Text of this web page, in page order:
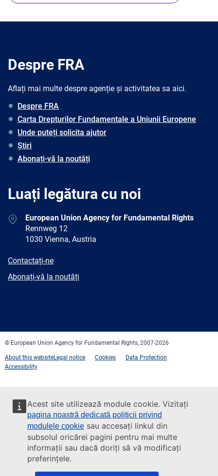
Acest site utilizează module cookie. Vizitați
pagina noastră dedicată politicii privind
modulele cookie sau accesați linkul din
subsolul oricărei pagini pentru mai multe
informații sau dacă doriți să vă modificați
preferințele.
Despre FRA
Aflați mai multe despre agenție și activitatea sa aici.
Despre FRA
Carta Drepturilor Fundamentale a Uniunii Europene
Unde puteți solicita ajutor
Știri
Abonați-vă la noutăți
Luați legătura cu noi
AddressEuropean Union Agency for Fundamental Rights
Rennweg 12
1030 Vienna, Austria
E-
Contactați-ne
Newsletter
Abonați-vă la noutăți
© European Union Agency for Fundamental Rights, 2007-2026
About this websiteLegal notice Cookies
Data Protection
Accessibility